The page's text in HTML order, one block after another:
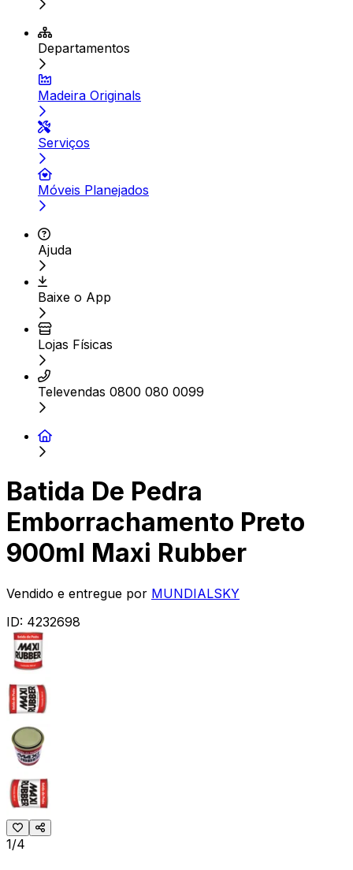
Departamentos
Madeira Originals
Serviços
Móveis Planejados
Ajuda
Baixe o App
Lojas Físicas
Televendas 0800 080 0099
Batida De Pedra
Emborrachamento Preto
900ml Maxi Rubber
Vendido e entregue por MUNDIALSKY
ID: 4232698
1/4